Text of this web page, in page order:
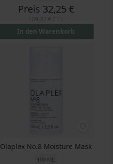
Preis 32,25 €
In den Warenkorb
Olaplex No.8 Moisture Mask
100 ML